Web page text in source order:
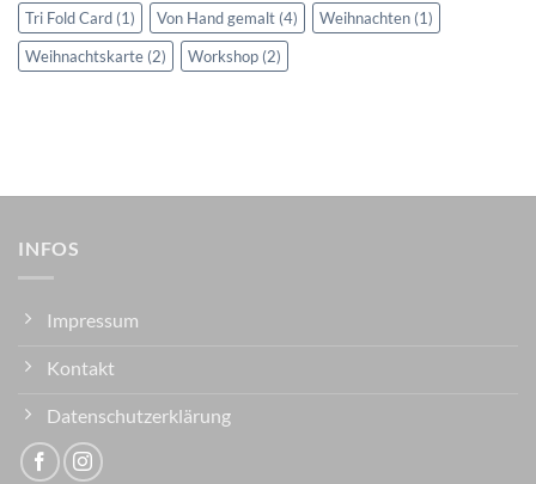
Tri Fold Card (1) Von Hand gemalt (4) Weihnachten (1)
Weihnachtskarte (2) Workshop (2)
INFOS
Impressum
Kontakt
Datenschutzerklärung